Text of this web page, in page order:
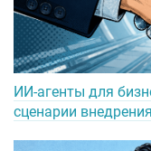
ИИ-агенты для
сценарии внедрения